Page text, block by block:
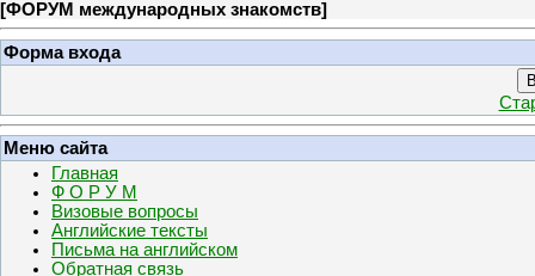
[ФОРУМ международных знакомств]
Форма входа
Меню сайта
Главная
Ф О Р У М
Визовые вопросы
Английские тексты
Письма на английском
Обратная связь